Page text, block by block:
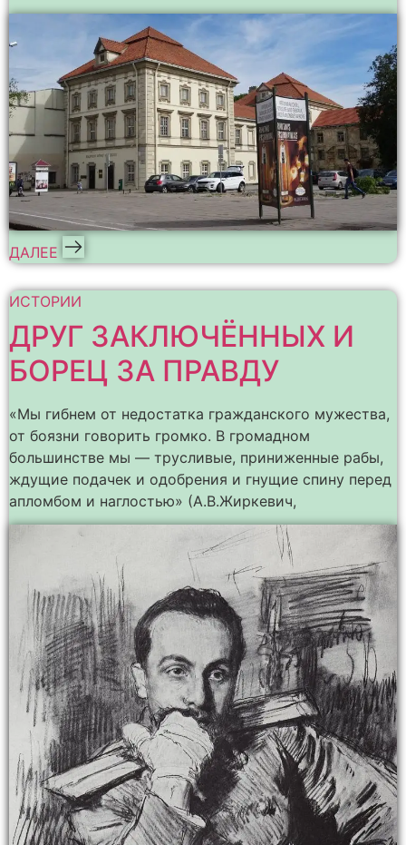
ДАЛЕЕ
ИСТОРИИ
ДРУГ ЗАКЛЮЧЁННЫХ И
БОРЕЦ ЗА ПРАВДУ
«Мы гибнем от недостатка гражданского мужества,
от боязни говорить громко. В громадном
большинстве мы — трусливые, приниженные рабы,
ждущие подачек и одобрения и гнущие спину перед
апломбом и наглостью» (А.В.Жиркевич,